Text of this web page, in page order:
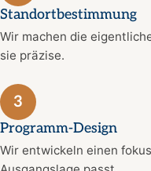
Standortbestimmung
Wir machen die
sie präzise.
3
Programm-Design
Wir entwickeln einen